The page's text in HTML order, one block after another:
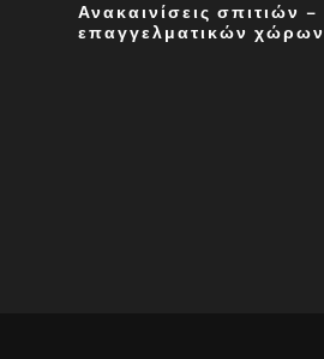
Ανακαινίσεις σπιτιών –
επαγγελματικών χώρων